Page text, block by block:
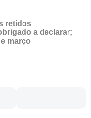
retidos
a declarar;
março